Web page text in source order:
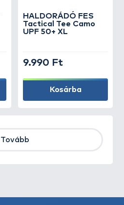
HALDORÁDÓ FES
Tactical Tee Camo
UPF 50+ XL
9.990 Ft
Kosárba
Tovább